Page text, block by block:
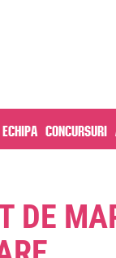
Echipa Concursuri
DE